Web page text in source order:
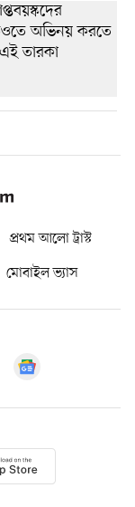
প্রথম আলো ট্রাস্ট
মোবাইল ভ্যাস